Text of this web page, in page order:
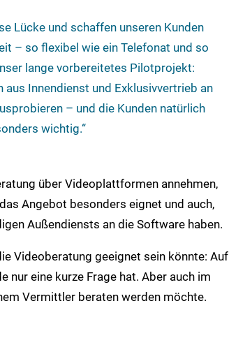
Lücke und schaffen unseren Kunden
– so flexibel wie ein Telefonat und so
lange vorbereitetes Pilotprojekt:
Innendienst und Exklusivvertrieb an
– und die Kunden natürlich
wichtig.“
über Videoplattformen annehmen,
Angebot besonders eignet und auch,
Außendiensts an die Software haben.
Videoberatung geeignet sein könnte: Auf
nur eine kurze Frage hat. Aber auch im
Vermittler beraten werden möchte.